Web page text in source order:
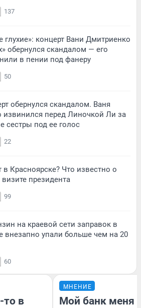
137
концерт Вани Дмитриенко
обернулся скандалом — его
в пении под фанеру
50
обернулся скандалом. Ваня
извинился перед Линочкой Ли за
сестры под ее голос
22
в Красноярске? Что известно о
президента
99
на краевой сети заправок в
внезапно упали больше чем на 20
60
то в
МНЕНИЕ
Мой банк меня